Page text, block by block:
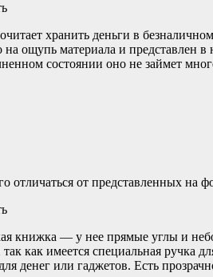
хранить деньги в
ощупь материала и представлен
состоянии оно не займет
отличаться от представленных на
книжка — у нее прямые углы и
как имеется специальная
денег или гаджетов. Есть